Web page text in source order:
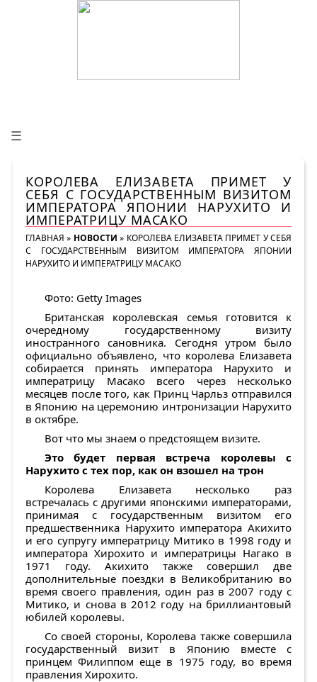
☰
КОРОЛЕВА ЕЛИЗАВЕТА ПРИМЕТ У
СЕБЯ С ГОСУДАРСТВЕННЫМ ВИЗИТОМ
ИМПЕРАТОРА ЯПОНИИ НАРУХИТО И
ИМПЕРАТРИЦУ МАСАКО
ГЛАВНАЯ » НОВОСТИ » КОРОЛЕВА ЕЛИЗАВЕТА ПРИМЕТ У СЕБЯ
С ГОСУДАРСТВЕННЫМ ВИЗИТОМ ИМПЕРАТОРА ЯПОНИИ
НАРУХИТО И ИМПЕРАТРИЦУ МАСАКО
Фото: Getty Images
Британская королевская семья готовится к
очередному государственному визиту
иностранного сановника. Сегодня утром было
официально объявлено, что королева Елизавета
собирается принять императора Нарухито и
императрицу Масако всего через несколько
месяцев после того, как Принц Чарльз отправился
в Японию на церемонию интронизации Нарухито
в октябре.
Вот что мы знаем о предстоящем визите.
Это будет первая встреча королевы с
Нарухито с тех пор, как он взошел на трон
Королева Елизавета несколько раз
встречалась с другими японскими императорами,
принимая с государственным визитом его
предшественника Нарухито императора Акихито
и его супругу императрицу Митико в 1998 году и
императора Хирохито и императрицы Нагако в
1971 году. Акихито также совершил две
дополнительные поездки в Великобританию во
время своего правления, один раз в 2007 году с
Митико, и снова в 2012 году на бриллиантовый
юбилей королевы.
Со своей стороны, Королева также совершила
государственный визит в Японию вместе с
принцем Филиппом еще в 1975 году, во время
правления Хирохито.